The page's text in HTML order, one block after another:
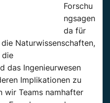
Forschu
ngsagen
da für
Naturwissenschaften,
die
das Ingenieurwesen
Implikationen zu
wir Teams namhafter